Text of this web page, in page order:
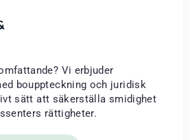
Vi erbjuder
bouppteckning och juridisk
sätt att säkerställa smidighet
rättigheter.